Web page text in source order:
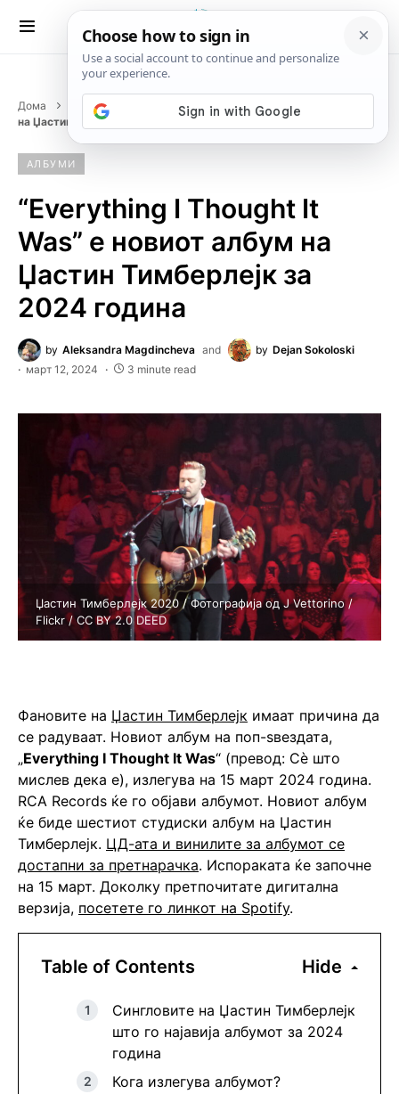
Дома Албуми
“Everything I Thought It Was” е новиот албум
на Џастин Тимберлејк за 2024 година
АЛБУМИ
“Everything I Thought It
Was” е новиот албум на
Џастин Тимберлејк за
2024 година
by Aleksandra Magdincheva and by Dejan Sokoloski
март 12, 2024
3 minute read
Џастин Тимберлејк 2020 / Фотографија од J Vettorino /
Flickr / CC BY 2.0 DEED
Фановите на Џастин Тимберлејк имаат причина да
се радуваат. Новиот албум на поп-ѕвездата,
„Everything I Thought It Was“ (превод: Сѐ што
мислев дека е), излегува на 15 март 2024 година.
RCA Records ќе го објави албумот. Новиот албум
ќе биде шестиот студиски албум на Џастин
Тимберлејк. ЦД-ата и винилите за албумот се
достапни за претнарачка. Испораката ќе започне
на 15 март. Доколку претпочитате дигитална
верзија, посетете го линкот на Spotify.
Table of Contents Hide
Сингловите на Џастин Тимберлејк
што го најавија албумот за 2024
година
Кога излегува албумот?